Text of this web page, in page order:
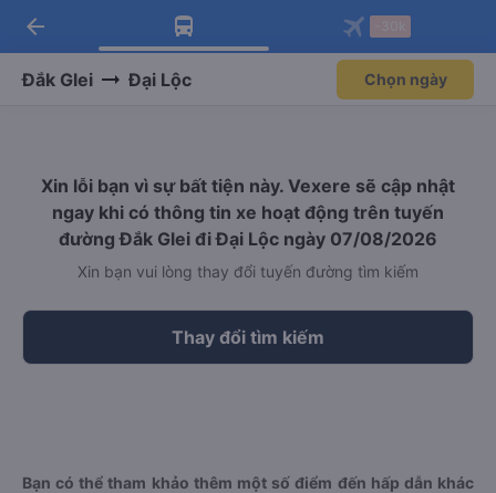
Tải app Vexere ngay!
Nhận ưu đãi thành viên độc
Mở app
Tải app Vexere
-30k/ghế khi đặt vé máy bay qua
Mở app
arrow_back
Đắk Glei Đại Lộc Chọn ngày
Xin lỗi bạn vì sự bất tiện này. Vexere sẽ cập nhật
ngay khi có thông tin xe hoạt động trên tuyến
đường Đắk Glei đi Đại Lộc ngày 07/08/2026
Xin bạn vui lòng thay đổi tuyến đường tìm kiếm
Thay đổi tìm kiếm
Bạn có thể tham khảo thêm một số điểm đến hấp dẫn khác